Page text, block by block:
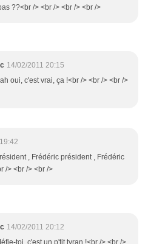
??<br /> <br /> <br /> <br />
14/02/2011 20:15
oui, c'est vrai, ça !<br /> <br /> <br />
, Frédéric président , Frédéric
/> <br /> <br />
14/02/2011 20:12
toi, c'est un p'tit tyran !<br /> <br />